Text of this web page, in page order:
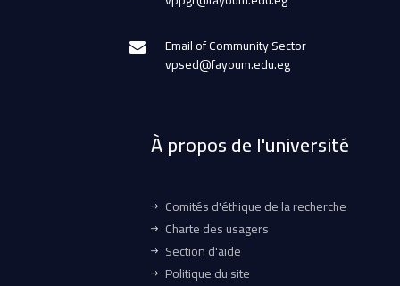
Email of Community Sector
vpsed@fayoum.edu.eg
À propos de l'université
Comités d'éthique de la recherche
Charte des usagers
Section d'aide
Politique du site